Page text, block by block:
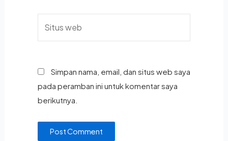
Simpan nama, email, dan situs web saya
pada peramban ini untuk komentar saya
berikutnya.